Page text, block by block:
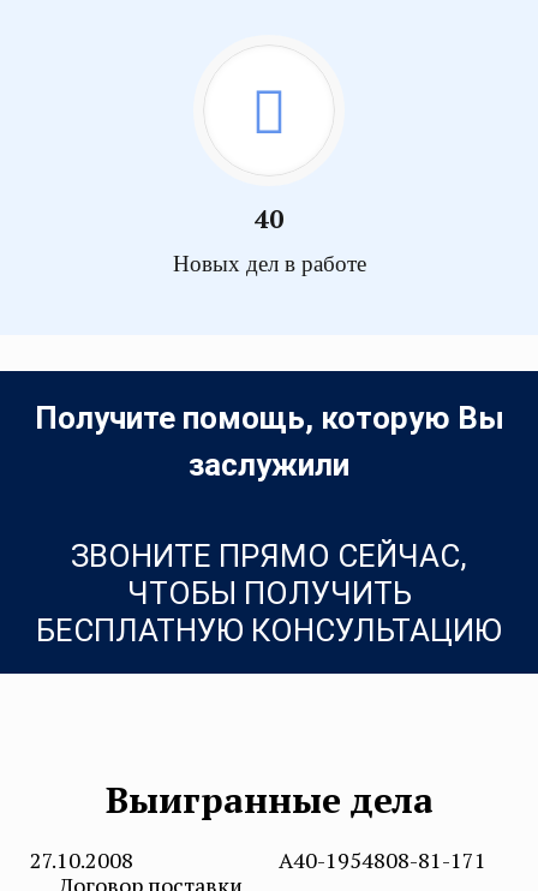
40
Новых дел в работе
Получите помощь, которую Вы
заслужили
ЗВОНИТЕ ПРЯМО СЕЙЧАС,
ЧТОБЫ ПОЛУЧИТЬ
БЕСПЛАТНУЮ КОНСУЛЬТАЦИЮ
Выигранные дела
27.10.2008
А40-1954808-81-171
Договор поставки